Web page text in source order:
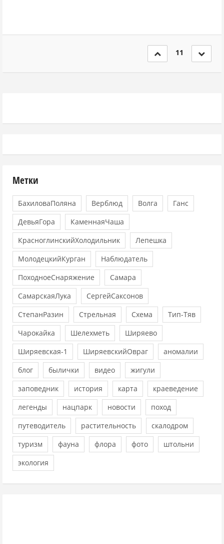
11
Метки
БахиловаПоляна Верблюд Волга
Ганс
ДевьяГора
КаменнаяЧаша
КрасноглинскийХолодильник
Лепешка
МолодецкийКурган
Наблюдатель
ПоходноеСнаряжение
Самара
СамарскаяЛука
СергейСаксонов
СтепанРазин
Стрельная Схема
Тип-Тяв
Чарокайка
Шелехметь
Ширяево
Ширяевская-1
ШиряевскийОвраг
аномалии
блог
былички видео
жигули
заповедник
история карта
краеведение
легенды
нацпарк новости
поход
путеводитель
растительность
скалодром
туризм
фауна флора фото
штольни
экология